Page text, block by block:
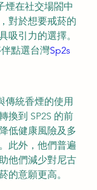
煙在社交場閤中
對於想要戒菸的
吸引力的選擇。
點選台灣Sp2s
傳統香煙的使用
換到 SP2S 的前
低健康風險及多
此外，他們普遍
他們減少對尼古
的意願更高。